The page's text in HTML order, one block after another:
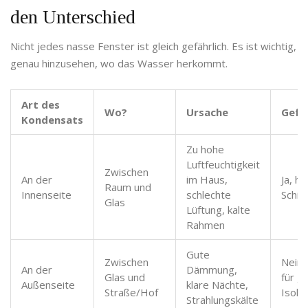
den Unterschied
Nicht jedes nasse Fenster ist gleich gefährlich. Es ist wichtig,
genau hinzusehen, wo das Wasser herkommt.
Art des
Kondensats
Wo? Ursache
An der
Innenseite
Zwischen
Raum und
Glas
Zu hohe
Luftfeuchtigkeit
im Haus,
schlechte
Lüftung, kalte
Rahmen
Ja,
An der
Außenseite
Zwischen
Glas und
Straße/Hof
Gute
Dämmung,
klare Nächte,
Strahlungskälte
für